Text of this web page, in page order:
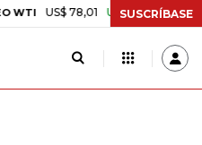
US$ 78,01 US$ 2,92 +3,89%
SUSCRÍBASE